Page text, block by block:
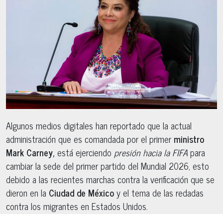
Algunos medios digitales han reportado que la actual
administración que es comandada por el primerministro
Mark Carney, está ejerciendo presión hacia la FIFApara
cambiar la sede del primer partido del Mundial 2026, esto
debido a las recientes marchas contra la verificación que se
dieron en la Ciudad de Méxicoy el tema de las redadas
contra los migrantes en Estados Unidos.